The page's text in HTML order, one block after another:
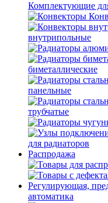
Комплектующие
внутрипольные
биметаллические
панельные
трубчатые
для радиаторов
Распродажа
Регулирующая,
автоматика